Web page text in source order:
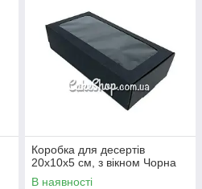
Коробка для десертів
20х10х5 см, з вікном Чорна
В наявності